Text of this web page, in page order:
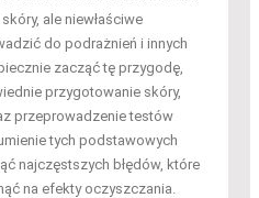
ale niewłaściwe
do podrażnień i innych
zacząć tę przygodę,
przygotowanie skóry,
przeprowadzenie testów
tych podstawowych
najczęstszych błędów, które
na efekty oczyszczania.